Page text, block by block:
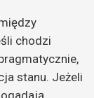
chodzi
stanu. Jeżeli